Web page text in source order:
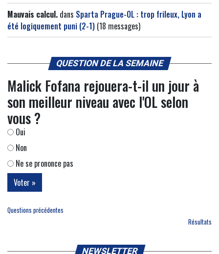
Mauvais calcul. dans Sparta Prague-OL : trop frileux, Lyon a
été logiquement puni (2-1) (18 messages)
QUESTION DE LA SEMAINE
Malick Fofana rejouera-t-il un jour à
son meilleur niveau avec l'OL selon
vous ?
Oui
Non
Ne se prononce pas
Questions précédentes
Résultats
NEWSLETTER